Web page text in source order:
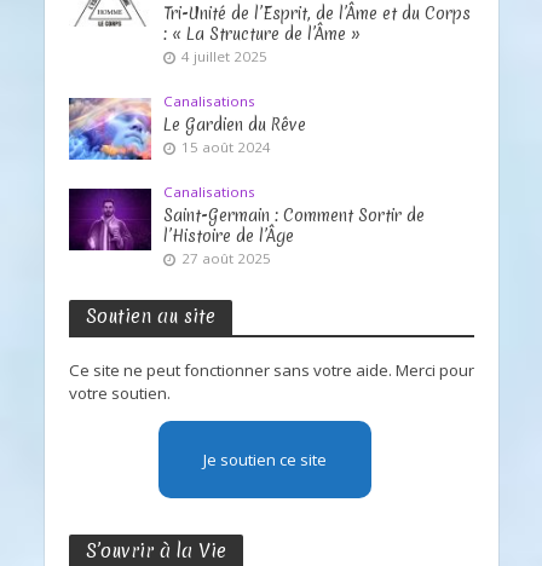
Tri-Unité de l’Esprit, de l’Âme et du Corps
: « La Structure de l’Âme »
4 juillet 2025
Canalisations
Le Gardien du Rêve
15 août 2024
Canalisations
Saint-Germain : Comment Sortir de
l’Histoire de l’Âge
27 août 2025
Soutien au site
Ce site ne peut fonctionner sans votre aide. Merci pour
votre soutien.
Je soutien ce site
S’ouvrir à la Vie